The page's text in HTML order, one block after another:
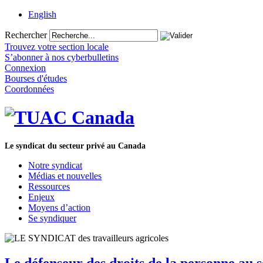
English
Rechercher
Trouvez votre section locale
S’abonner à nos cyberbulletins
Connexion
Bourses d'études
Coordonnées
Le syndicat du secteur privé au Canada
Notre syndicat
Médias et nouvelles
Ressources
Enjeux
Moyens d’action
Se syndiquer